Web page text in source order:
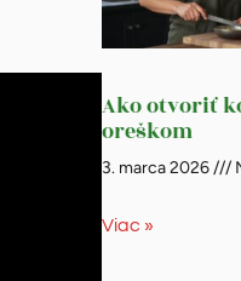
Ako otvoriť
oreškom
3. marca 2026
Viac »